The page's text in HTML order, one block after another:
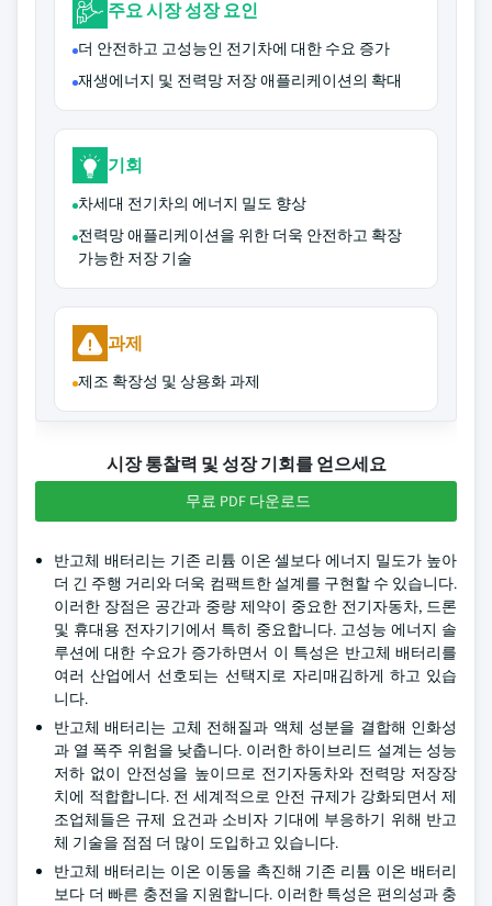
주요 시장 성장 요인
더 안전하고 고성능인 전기차에 대한 수요 증가
재생에너지 및 전력망 저장 애플리케이션의 확대
기회
차세대 전기차의 에너지 밀도 향상
전력망 애플리케이션을 위한 더욱 안전하고 확장
가능한 저장 기술
과제
제조 확장성 및 상용화 과제
시장 통찰력 및 성장 기회를 얻으세요
무료 PDF 다운로드
반고체 배터리는 기존 리튬 이온 셀보다 에너지 밀도가 높아
더 긴 주행 거리와 더욱 컴팩트한 설계를 구현할 수 있습니다.
이러한 장점은 공간과 중량 제약이 중요한 전기자동차, 드론
및 휴대용 전자기기에서 특히 중요합니다. 고성능 에너지 솔
루션에 대한 수요가 증가하면서 이 특성은 반고체 배터리를
여러 산업에서 선호되는 선택지로 자리매김하게 하고 있습
니다.
반고체 배터리는 고체 전해질과 액체 성분을 결합해 인화성
과 열 폭주 위험을 낮춥니다. 이러한 하이브리드 설계는 성능
저하 없이 안전성을 높이므로 전기자동차와 전력망 저장장
치에 적합합니다. 전 세계적으로 안전 규제가 강화되면서 제
조업체들은 규제 요건과 소비자 기대에 부응하기 위해 반고
체 기술을 점점 더 많이 도입하고 있습니다.
반고체 배터리는 이온 이동을 촉진해 기존 리튬 이온 배터리
보다 더 빠른 충전을 지원합니다. 이러한 특성은 편의성과 충